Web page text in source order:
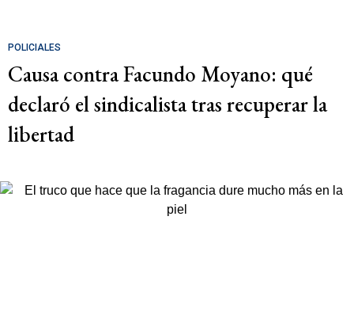
POLICIALES
Causa contra Facundo Moyano: qué
declaró el sindicalista tras recuperar la
libertad